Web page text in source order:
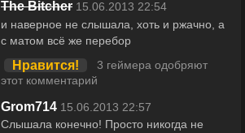
The Bitcher 15.06.2013 22:54
и наверное не слышала, хоть и ржачно, а
с матом всё же перебор
Нравится!
3 геймера одобряют
этот комментарий
Grom714 15.06.2013 22:57
Слышала конечно! Просто никогда не